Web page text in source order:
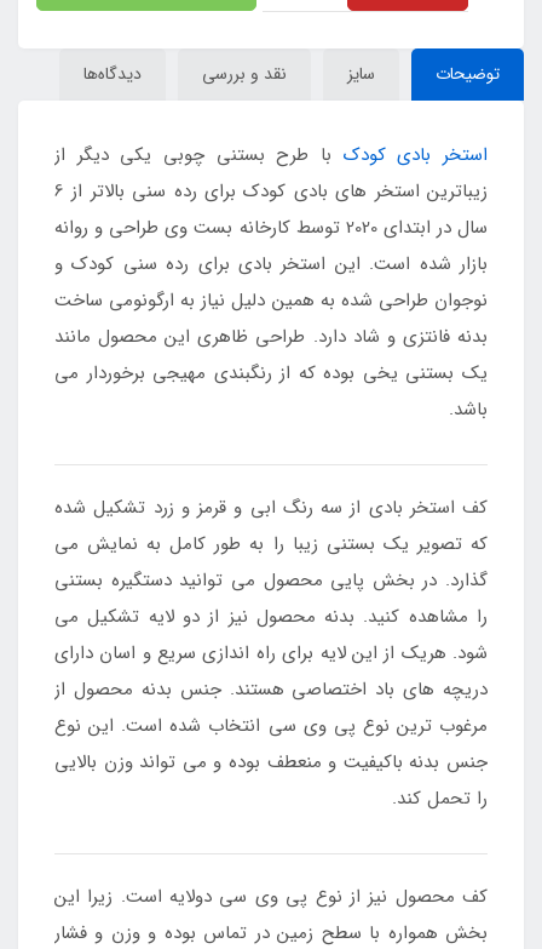
توضیحات سایز نقد و بررسی دیدگاه‌ها
استخر بادی کودک با طرح بستنی چوبی یکی دیگر از
زیباترین استخر های بادی کودک برای رده سنی بالاتر از 6
سال در ابتدای 2020 توسط کارخانه بست وی طراحی و روانه
بازار شده است. این استخر بادی برای رده سنی کودک و
نوجوان طراحی شده به همین دلیل نیاز به ارگونومی ساخت
بدنه فانتزی و شاد دارد. طراحی ظاهری این محصول مانند
یک بستنی یخی بوده که از رنگبندی مهیجی برخوردار می
باشد.
کف استخر بادی از سه رنگ ابی و قرمز و زرد تشکیل شده
که تصویر یک بستنی زیبا را به طور کامل به نمایش می
گذارد. در بخش پایی محصول می توانید دستگیره بستنی
را مشاهده کنید. بدنه محصول نیز از دو لایه تشکیل می
شود. هریک از این لایه برای راه اندازی سریع و اسان دارای
دریچه های باد اختصاصی هستند. جنس بدنه محصول از
مرغوب ترین نوع پی وی سی انتخاب شده است. این نوع
جنس بدنه باکیفیت و منعطف بوده و می تواند وزن بالایی
را تحمل کند.
کف محصول نیز از نوع پی وی سی دولایه است. زیرا این
بخش همواره با سطح زمین در تماس بوده و وزن و فشار